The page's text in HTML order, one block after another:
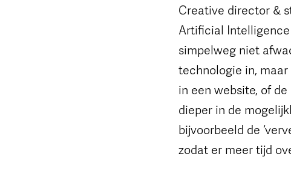
Creative director &
Artificial
simpelweg niet
technologie in,
in een website, of
dieper in de
bijvoorbeeld de
zodat er meer tijd